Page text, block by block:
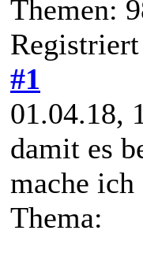
Themen:
#1
01.04.18,
damit es
mache
Thema: